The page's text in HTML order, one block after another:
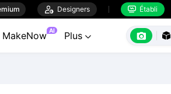
 Designers  Établi
MakeNow AI Plus   